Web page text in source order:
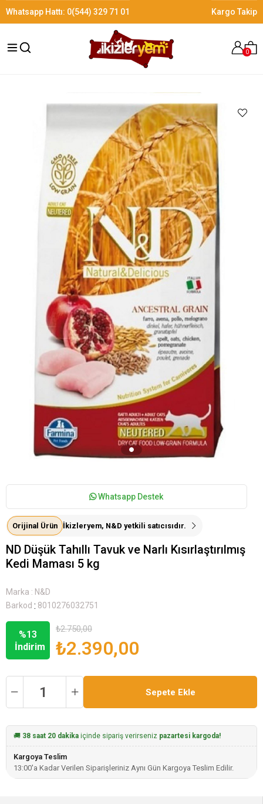
Whatsapp Hattı: 0(544) 329 71 01 Kargo Takip
0
Whatsapp Destek
Orijinal Ürün İkizleryem, N&D yetkili satıcısıdır.
ND Düşük Tahıllı Tavuk ve Narlı Kısırlaştırılmış
Kedi Maması 5 kg
Marka : N&D
Barkod : 8010276032751
%13
İndirim
₺2.750,00
₺2.390,00
🚚 38 saat 20 dakika içinde sipariş verirseniz pazartesi kargoda!
Kargoya Teslim
13:00'a Kadar Verilen Siparişleriniz Aynı Gün Kargoya Teslim Edilir.